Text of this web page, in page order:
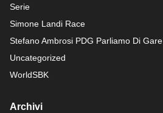
Serie
Simone Landi Race
Stefano Ambrosi PDG Parliamo Di Gare
Uncategorized
WorldSBK
Archivi